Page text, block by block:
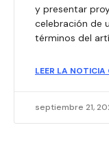
y presentar
celebración de
términos del
LEER LA NOTICIA
septiembre 21,